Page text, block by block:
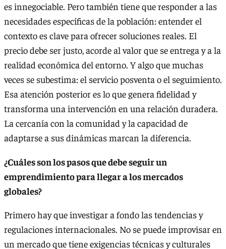
es innegociable. Pero también tiene que responder a las
necesidades específicas de la población: entender el
contexto es clave para ofrecer soluciones reales. El
precio debe ser justo, acorde al valor que se entrega y a la
realidad económica del entorno. Y algo que muchas
veces se subestima: el servicio posventa o el seguimiento.
Esa atención posterior es lo que genera fidelidad y
transforma una intervención en una relación duradera.
La cercanía con la comunidad y la capacidad de
adaptarse a sus dinámicas marcan la diferencia.
¿Cuáles son los pasos que debe seguir un
emprendimiento para llegar a los mercados
globales?
Primero hay que investigar a fondo las tendencias y
regulaciones internacionales. No se puede improvisar en
un mercado que tiene exigencias técnicas y culturales